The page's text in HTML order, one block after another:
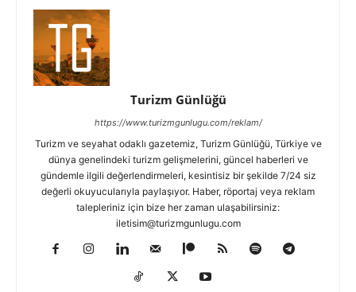
Turizm Günlüğü
https://www.turizmgunlugu.com/reklam/
Turizm ve seyahat odaklı gazetemiz, Turizm Günlüğü, Türkiye ve
dünya genelindeki turizm gelişmelerini, güncel haberleri ve
gündemle ilgili değerlendirmeleri, kesintisiz bir şekilde 7/24 siz
değerli okuyucularıyla paylaşıyor. Haber, röportaj veya reklam
talepleriniz için bize her zaman ulaşabilirsiniz:
iletisim@turizmgunlugu.com